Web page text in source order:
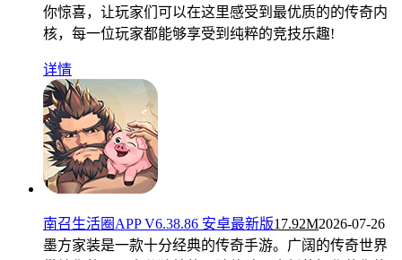
你惊喜，让玩家们可以在这里感受到最优质的的传奇内
核，每一位玩家都能够享受到纯粹的竞技乐趣!
详情
南召生活圈APP V6.38.86 安卓最新版17.92M2026-07-26
墨方家装是一款十分经典的传奇手游。广阔的传奇世界